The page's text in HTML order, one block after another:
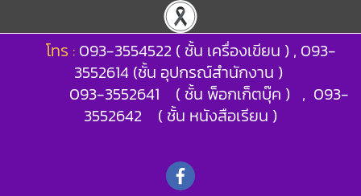
โทร : 093-3554522 ( ชั้น เครื่องเขียน ) , 093-
3552614 (ชั้น อุปกรณ์สำนักงาน )
093-3552641 ( ชั้น พ็อกเก็ตบุ๊ค ) , 093-
3552642 ( ชั้น หนังสือเรียน )